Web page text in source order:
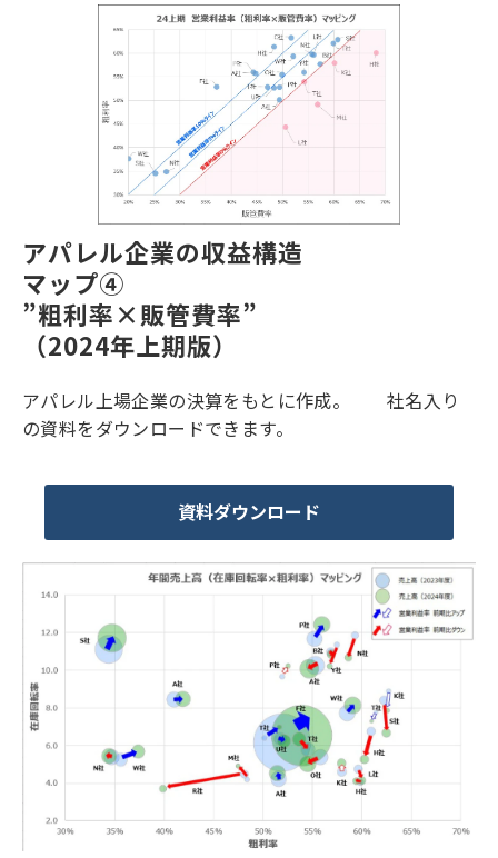
アパレル企業の収益構造
マップ④
”粗利率×販管費率”
（2024年上期版）
アパレル上場企業の決算をもとに作成。 社名入り
の資料をダウンロードできます。
資料ダウンロード